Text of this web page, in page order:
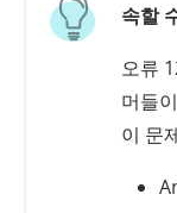
속할
오류
머들
이 문